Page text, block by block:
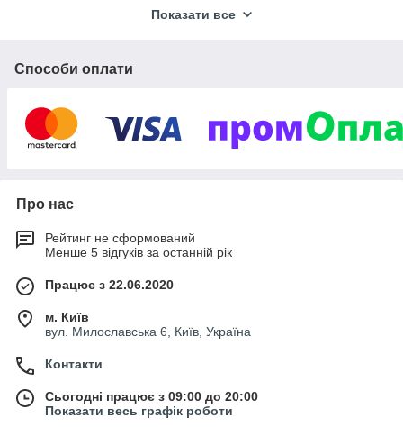
масштабних проектів в різних містах України, забезпечуючи
енергоефективністю та сучасним дизайном.
очікування наших клієнтів, пропонуючи їм найпередовіші
технології та індивідуальний підхід до кожного замовлення.
Обираючи «Green Partners Ukraine», ви обираєте
Показати все
Способи оплати
Про нас
Рейтинг не сформований
Менше 5 відгуків за останній рік
Працює з 22.06.2020
м. Київ
вул. Милославська 6, Київ, Україна
Контакти
Сьогодні працює з 09:00 до 20:00
Показати весь графік роботи